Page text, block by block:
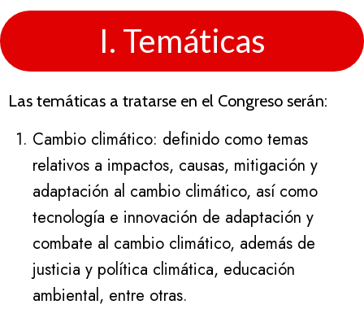
I. Temáticas
Las temáticas a tratarse en el Congreso serán:
Cambio climático: definido como temas
relativos a impactos, causas, mitigación y
adaptación al cambio climático, así como
tecnología e innovación de adaptación y
combate al cambio climático, además de
justicia y política climática, educación
ambiental, entre otras.